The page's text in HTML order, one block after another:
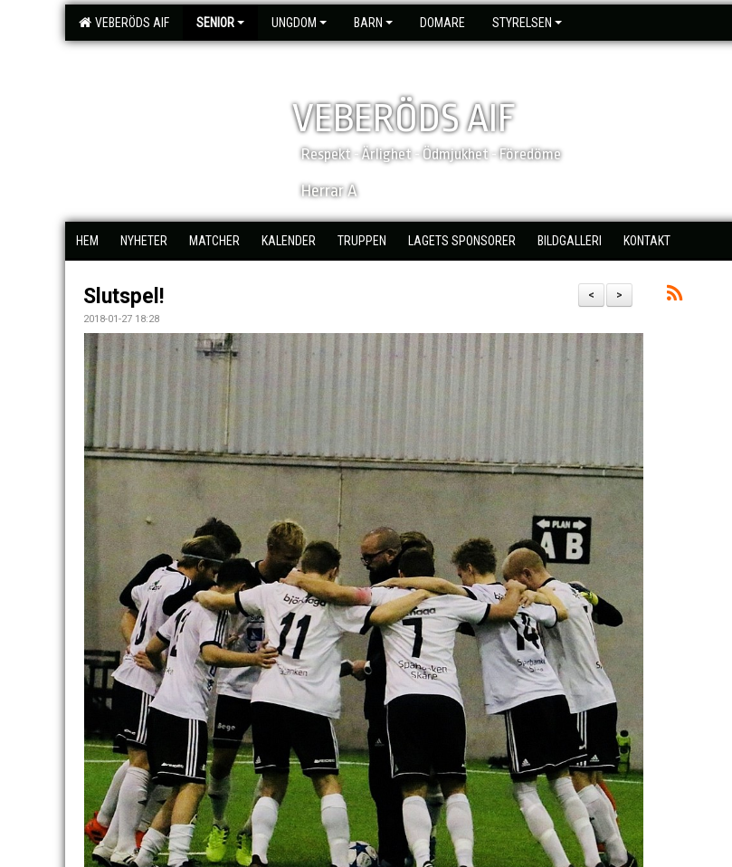
VEBERÖDS AIF SENIOR UNGDOM BARN DOMARE STYRELSEN
VEBERÖDS AIF
Respekt - Ärlighet - Ödmjukhet - Föredöme
Herrar A
HEM NYHETER MATCHER KALENDER TRUPPEN LAGETS SPONSORER BILDGALLERI KONTAKT
>
<
Slutspel!
2018-01-27 18:28